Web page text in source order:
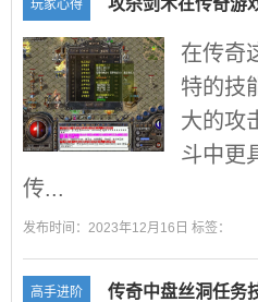
玩家心得 攻杀剑术在传奇游
在传奇
特的技
大的攻
斗中更
传...
发布时间：2023年12月16日 标签：
高手进阶 传奇中盘丝洞任务